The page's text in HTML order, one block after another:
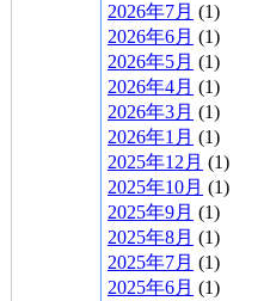
2026年7月 (1)
2026年6月 (1)
2026年5月 (1)
2026年4月 (1)
2026年3月 (1)
2026年1月 (1)
2025年12月 (1)
2025年10月 (1)
2025年9月 (1)
2025年8月 (1)
2025年7月 (1)
2025年6月 (1)